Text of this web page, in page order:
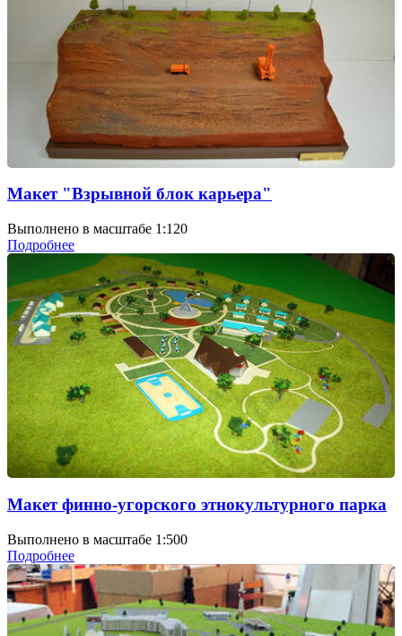
Макет "Взрывной блок карьера"
Выполнено в масштабе 1:120
Подробнее
Макет финно-угорского этнокультурного парка
Выполнено в масштабе 1:500
Подробнее